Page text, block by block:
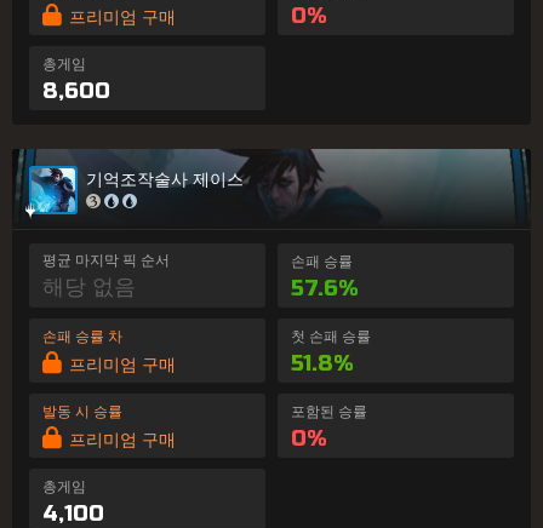
프리미엄 구매
0%
총게임
8,600
기억조작술사 제이스
평균 마지막 픽 순서
해당 없음
손패 승률
57.6%
손패 승률 차
프리미엄 구매
첫 손패 승률
51.8%
발동 시 승률
프리미엄 구매
포함된 승률
0%
총게임
4,100